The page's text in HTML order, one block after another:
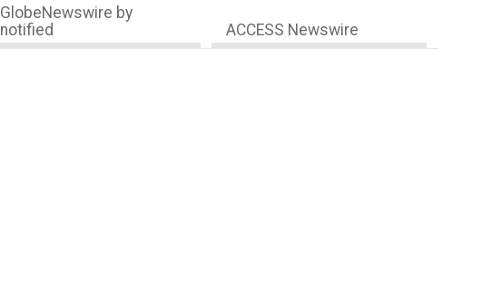
GlobeNewswire by
notified
ACCESS Newswire